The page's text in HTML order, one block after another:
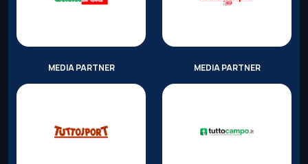
MEDIA PARTNER MEDIA PARTNER